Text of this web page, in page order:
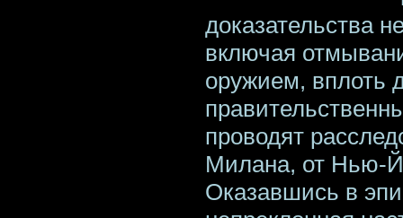
доказательства
включая
оружием, вплоть
проводят
Милана, от Нью-
Оказавшись в